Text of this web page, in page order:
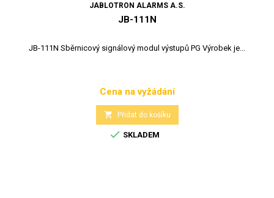
JABLOTRON ALARMS A.S.
JB-111N
JB-111N Sběrnicový signálový modul výstupů PG Výrobek je...
Cena
Cena na vyžádání
 Přidat do košíku
 SKLADEM